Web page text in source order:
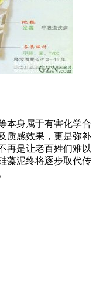
本身属于有害化学合
质感效果，更是弥补
再是让老百姓们难以
藻泥终将逐步取代传